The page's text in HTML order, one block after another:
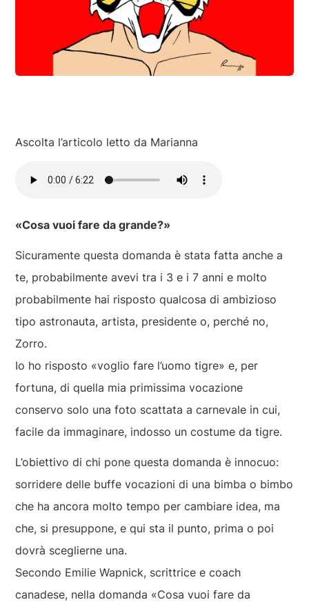
Ascolta l’articolo letto da Marianna
«Cosa vuoi fare da grande?»
Sicuramente questa domanda è stata fatta anche a
te, probabilmente avevi tra i 3 e i 7 anni e molto
probabilmente hai risposto qualcosa di ambizioso
tipo astronauta, artista, presidente o, perché no,
Zorro.
Io ho risposto «voglio fare l’uomo tigre» e, per
fortuna, di quella mia primissima vocazione
conservo solo una foto scattata a carnevale in cui,
facile da immaginare, indosso un costume da tigre.
L’obiettivo di chi pone questa domanda è innocuo:
sorridere delle buffe vocazioni di una bimba o bimbo
che ha ancora molto tempo per cambiare idea, ma
che, si presuppone, e qui sta il punto, prima o poi
dovrà sceglierne una.
Secondo Emilie Wapnick, scrittrice e coach
canadese, nella domanda «Cosa vuoi fare da